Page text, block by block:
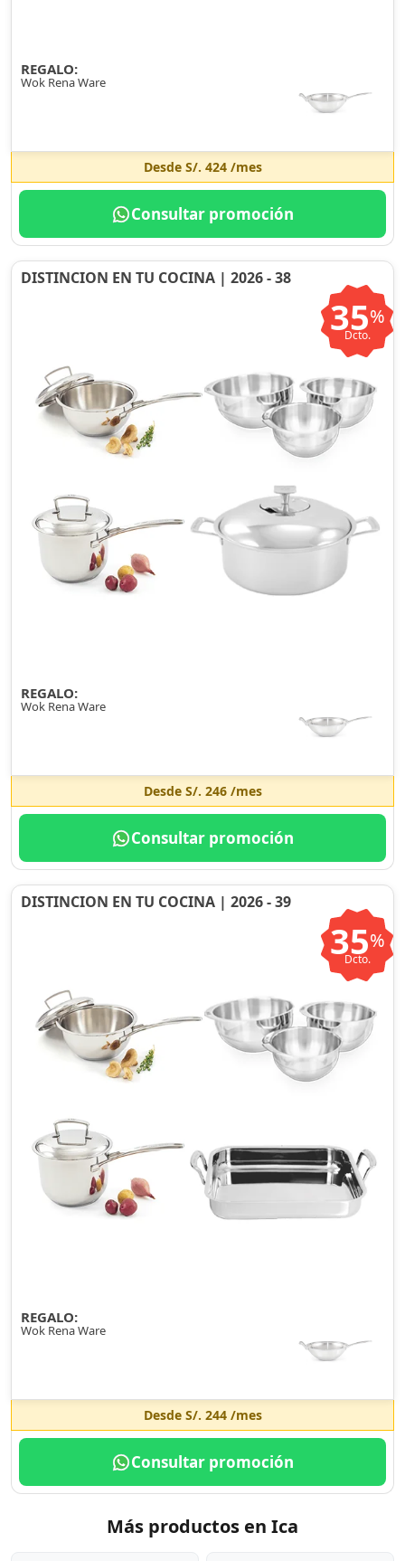
REGALO:
Wok Rena Ware
Desde S/. 424/mes
Consultar promoción
DISTINCION EN TU COCINA | 2026 - 38
35%
Dcto.
REGALO:
Wok Rena Ware
Desde S/. 246/mes
Consultar promoción
DISTINCION EN TU COCINA | 2026 - 39
35%
Dcto.
REGALO:
Wok Rena Ware
Desde S/. 244/mes
Consultar promoción
Más productos en Ica